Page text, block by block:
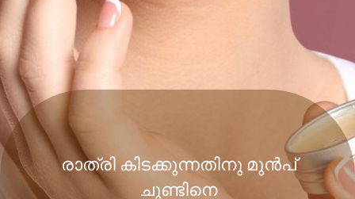
രാത്രി കിടക്കുന്നതിനു മുൻപ്
ചുണ്ടിനെ